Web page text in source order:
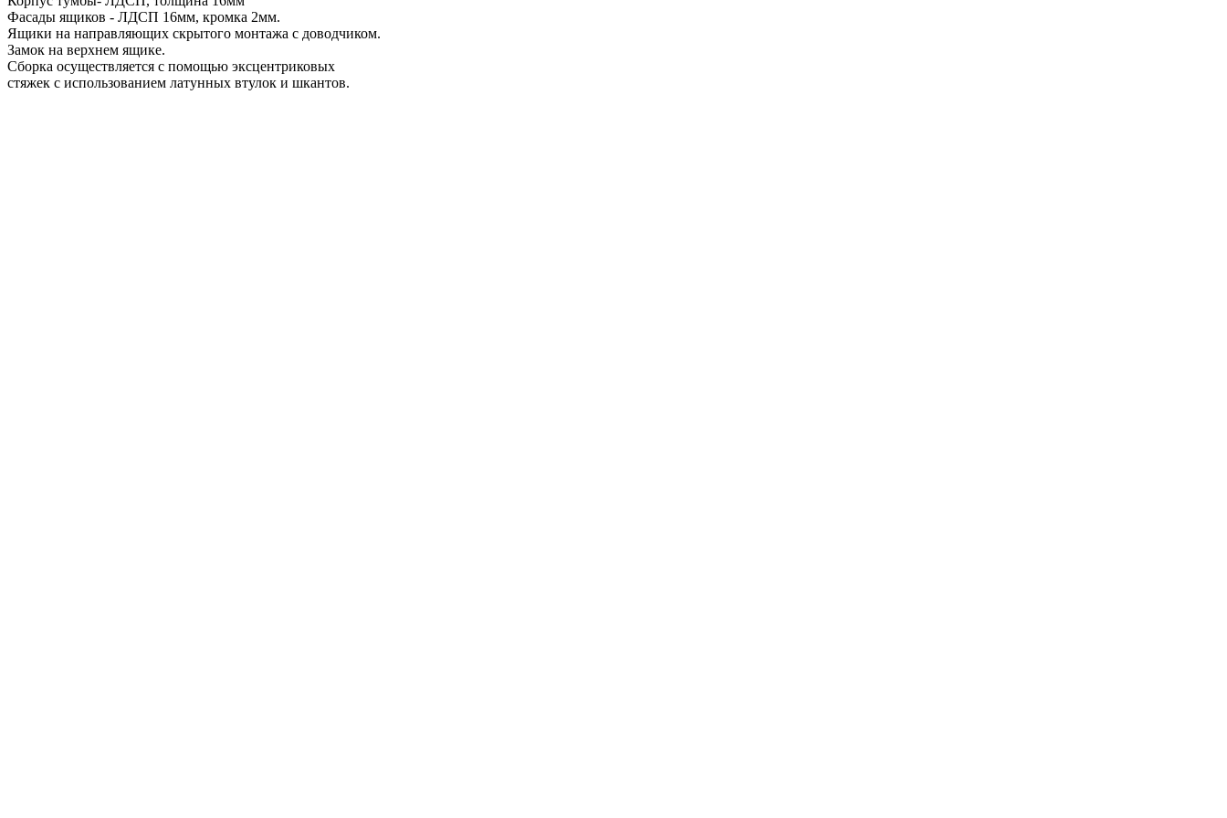
Фасады ящиков - ЛДСП 16мм, кромка 2мм.
Ящики на направляющих скрытого монтажа с доводчиком.
Замок на верхнем ящике.
Сборка осуществляется с помощью эксцентриковых
стяжек с использованием латунных втулок и шкантов.